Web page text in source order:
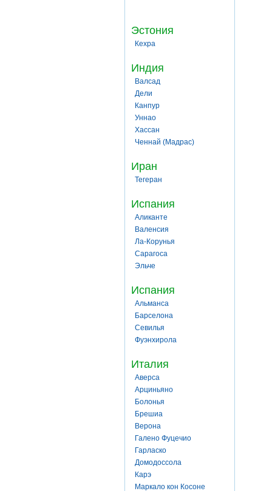
Эстония
Кехра
Индия
Валсад
Дели
Канпур
Уннао
Хассан
Ченнай (Мадрас)
Иран
Тегеран
Испания
Аликанте
Валенсия
Ла-Корунья
Сарагоса
Эльче
Испания
Альманса
Барселона
Севилья
Фуэнхирола
Италия
Аверса
Арциньяно
Болонья
Брешиа
Верона
Галено Фуцечио
Гарласко
Домодоссола
Карэ
Маркало кон Косоне